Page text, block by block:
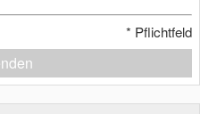
* Pflichtfeld